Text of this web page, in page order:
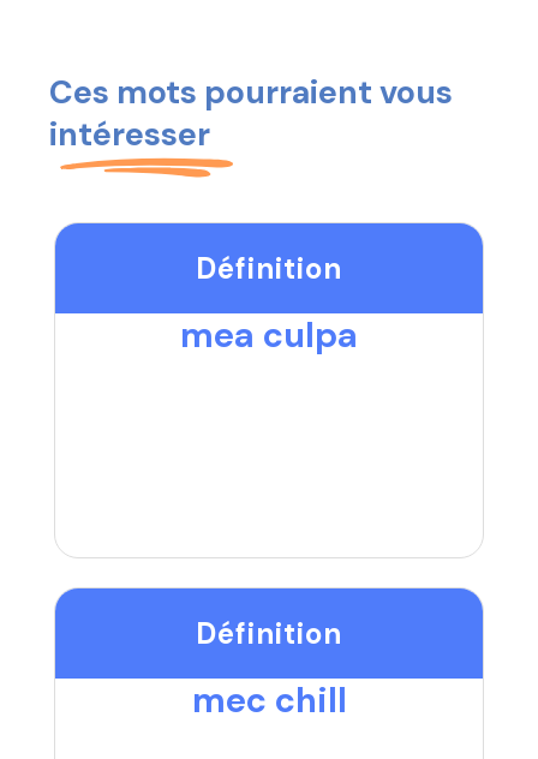
Ces mots pourraient vous
intéresser
Définition
mea culpa
Définition
mec chill